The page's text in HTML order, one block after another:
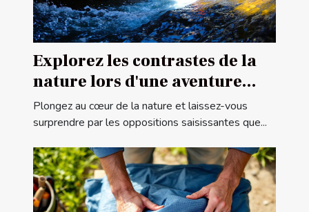
Explorez les contrastes de la
nature lors d'une aventure
canyoning
Plongez au cœur de la nature et laissez-vous
surprendre par les oppositions saisissantes que...